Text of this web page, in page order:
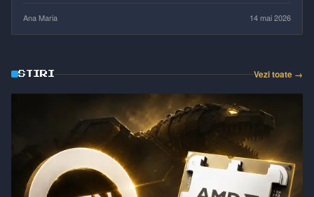
Ana Maria 14 mai 2026
STIRI Vezi toate →